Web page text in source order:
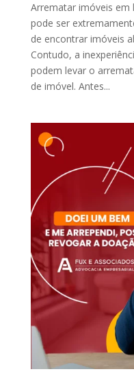
Arrematar imóveis em
pode ser
de encontrar imóveis
Contudo, a
podem levar o
de imóvel. Antes...